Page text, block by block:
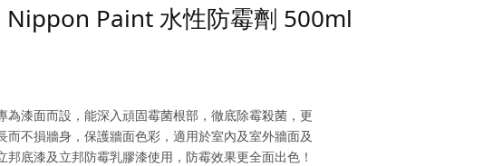
Nippon Paint 水性防霉劑 500ml
為漆面而設，能深入頑固霉菌根部，徹底除霉殺菌，更
而不損牆身，保護牆面色彩，適用於室內及室外牆面及
邦底漆及立邦防霉乳膠漆使用，防霉效果更全面出色！